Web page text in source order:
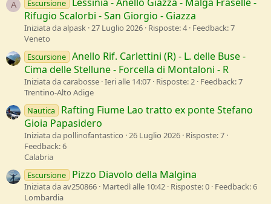
A Escursione
Rifugio Scalorbi - San Giorgio - Giazza
Iniziata da alpask 27 Luglio 2026 Risposte: 4 Feedback: 7
Veneto
Escursione Anello Rif. Carlettini (R) - L. delle Buse -
Cima delle Stellune - Forcella di Montaloni - R
Iniziata da carabosse Ieri alle 14:07 Risposte: 2 Feedback: 7
Trentino-Alto Adige
Nautica
Rafting Fiume Lao tratto ex ponte Stefano
Gioia Papasidero
Iniziata da pollinofantastico 26 Luglio 2026 Risposte: 7
Feedback: 6
Calabria
Escursione
Pizzo Diavolo della Malgina
Iniziata da av250866 Martedì alle 10:42 Risposte: 0 Feedback: 6
Lombardia